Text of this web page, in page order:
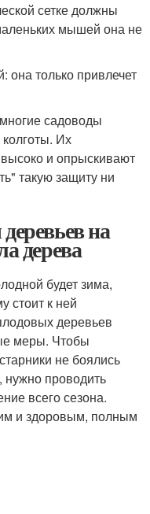
сетке должны
мышей она не
она только привлечет
садоводы
Их
и опрыскивают
такую защиту ни
на
дерева
будет зима,
стоит к ней
деревьев
меры. Чтобы
не боялись
проводить
всего сезона.
и здоровым, полным